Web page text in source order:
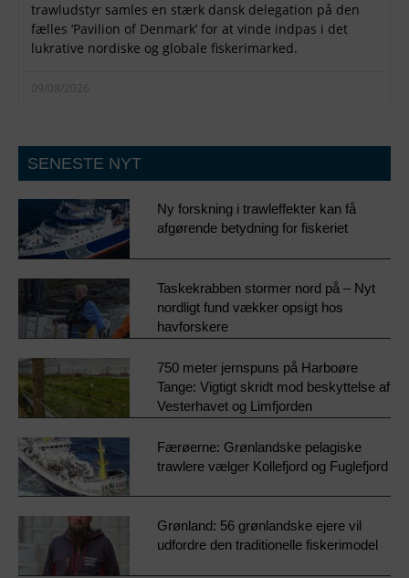
trawludstyr samles en stærk dansk delegation på den
fælles ‘Pavilion of Denmark’ for at vinde indpas i det
lukrative nordiske og globale fiskerimarked.
09/08/2026
SENESTE NYT
Ny forskning i trawleffekter kan få
afgørende betydning for fiskeriet
Taskekrabben stormer nord på – Nyt
nordligt fund vækker opsigt hos
havforskere
750 meter jernspuns på Harboøre
Tange: Vigtigt skridt mod beskyttelse af
Vesterhavet og Limfjorden
Færøerne: Grønlandske pelagiske
trawlere vælger Kollefjord og Fuglefjord
Grønland: 56 grønlandske ejere vil
udfordre den traditionelle fiskerimodel